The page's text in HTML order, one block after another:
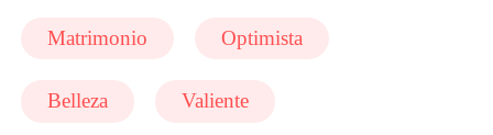
Matrimonio Optimista
Belleza Valiente